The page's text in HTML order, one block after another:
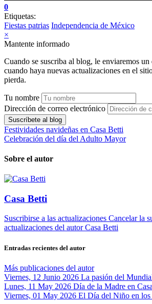
0
Etiquetas:
Fiestas patrias Independencia de México
×
Mantente informado
Cuando se suscriba al blog, le enviaremos
cuando haya nuevas actualizaciones en el
pierda.
Tu nombre
Dirección de correo electrónico
Suscríbete al blog
Festividades navideñas en Casa Betti
Celebración del día del Adulto Mayor
Sobre el autor
Casa Betti
Suscribirse a las actualizaciones Cancelar la
actualizaciones del autor Casa Betti
Entradas recientes del autor
Más publicaciones del autor
Viernes, 12 Junio 2026 La pasión del
Lunes, 11 May 2026 Día de la Madre en
Viernes, 01 May 2026 El Día del Niño en los